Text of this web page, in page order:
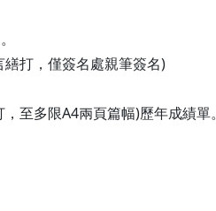
打，僅簽名處親筆簽名)
至多限A4兩頁篇幅)歷年成績單。